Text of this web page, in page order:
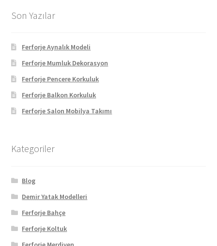
Son Yazılar
Ferforje Aynalık Modeli
Ferforje Mumluk Dekorasyon
Ferforje Pencere Korkuluk
Ferforje Balkon Korkuluk
Ferforje Salon Mobilya Takımı
Kategoriler
Blog
Demir Yatak Modelleri
Ferforje Bahçe
Ferforje Koltuk